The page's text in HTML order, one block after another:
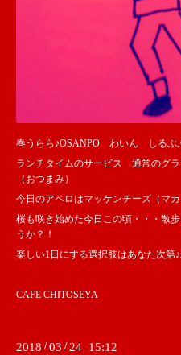
春うらら♪OSANPO わいん しるぶ
ランチタイムのサービス 通常のグ
（おつまみ）
今日のアペロはマッケンチーズ（マカ
桜も咲き始めた今日この頃・・・散
うか？！
楽しい1日にする選択肢はあなた次
CAFE CHITOSEYA
2018 /03 /24 15:12